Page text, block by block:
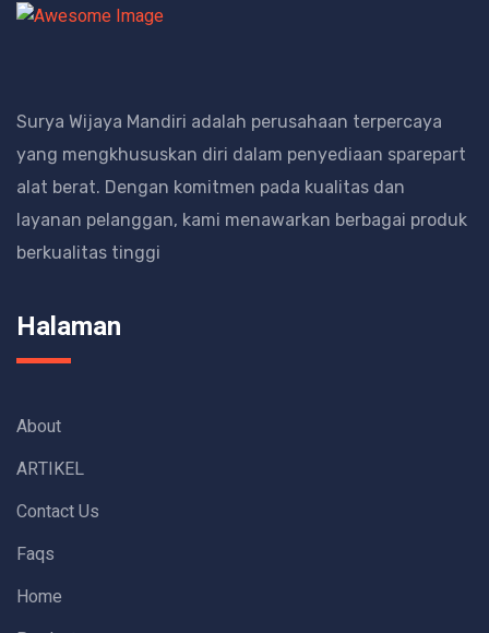
Surya Wijaya Mandiri adalah perusahaan terpercaya
yang mengkhususkan diri dalam penyediaan sparepart
alat berat. Dengan komitmen pada kualitas dan
layanan pelanggan, kami menawarkan berbagai produk
berkualitas tinggi
Halaman
About
ARTIKEL
Contact Us
Faqs
Home